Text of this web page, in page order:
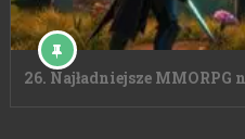
26. Najładniejsze MMORPG